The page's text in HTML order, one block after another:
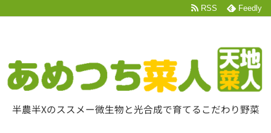
半農半Xのススメー微生物と光合成で育てるこだわり野菜
RSS Feedly